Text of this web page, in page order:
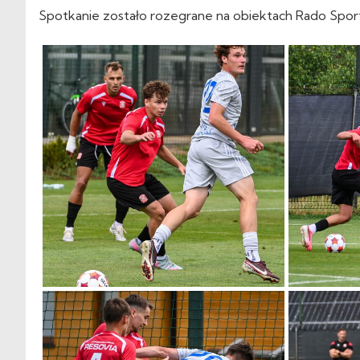
Spotkanie zostało rozegrane na obiektach Rado